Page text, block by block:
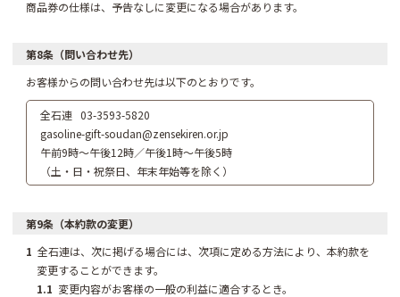
商品券の仕様は、予告なしに変更になる場合があります。
第8条（問い合わせ先）
お客様からの問い合わせ先は以下のとおりです。
全石連 03-3593-5820
gasoline-gift-soudan@zensekiren.or.jp
午前9時～午後12時／午後1時～午後5時
（土・日・祝祭日、年末年始等を除く）
第9条（本約款の変更）
1 全石連は、次に掲げる場合には、次項に定める方法により、本約款を
変更することができます。
1.1 変更内容がお客様の一般の利益に適合するとき。